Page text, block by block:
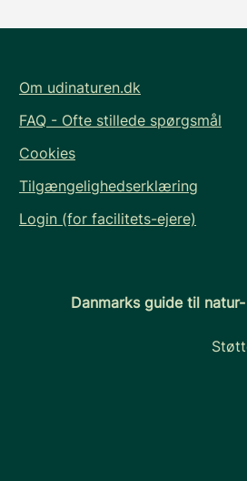
Om udinaturen.dk
FAQ - Ofte stillede spørgsmål
Cookies
Tilgængelighedserklæring
Login (for facilitets-ejere)
Danmarks guide til